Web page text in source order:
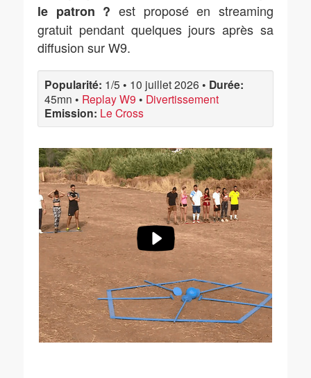
le patron ? est proposé en streaming
gratuit pendant quelques jours après sa
diffusion sur W9.
Popularité: 1/5 • 10 juillet 2026 • Durée:
45mn • Replay W9 • Divertissement
Emission: Le Cross